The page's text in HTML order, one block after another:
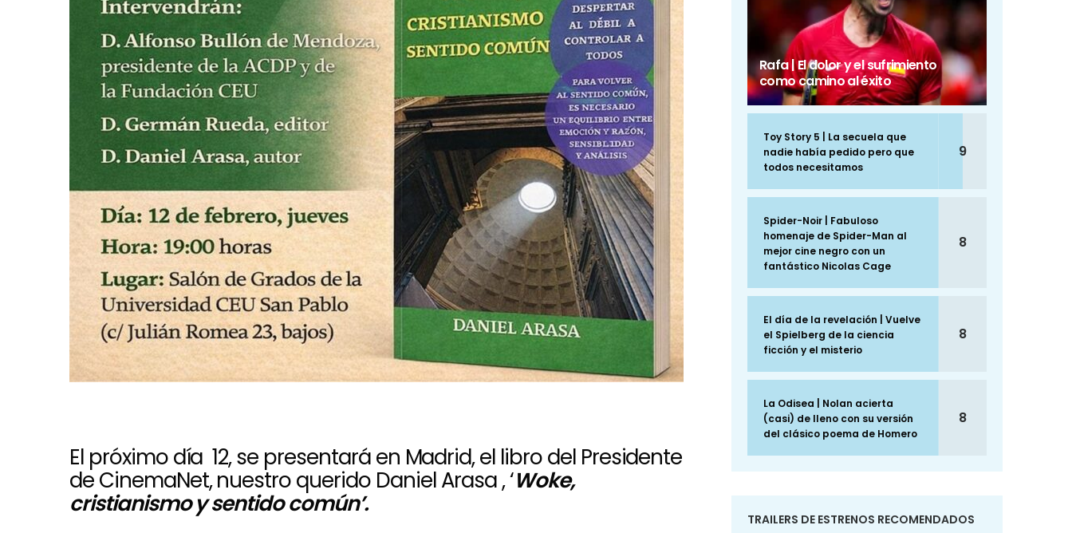
El próximo día 12, se presentará en Madrid, el libro del Presidente
de CinemaNet, nuestro querido Daniel Arasa , ‘Woke,
cristianismo y sentido común’.
Rafa | El dolor y el sufrimiento
como camino al éxito
Toy Story 5 | La secuela que
nadie había pedido pero que
todos necesitamos
9
Spider-Noir | Fabuloso
homenaje de Spider-Man al
mejor cine negro con un
fantástico Nicolas Cage
8
El día de la revelación | Vuelve
el Spielberg de la ciencia
ficción y el misterio
8
La Odisea | Nolan acierta
(casi) de lleno con su versión
del clásico poema de Homero
8
TRAILERS DE ESTRENOS RECOMENDADOS